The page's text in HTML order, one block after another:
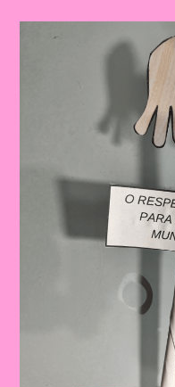
|
A
De
Negra
Com
E
No